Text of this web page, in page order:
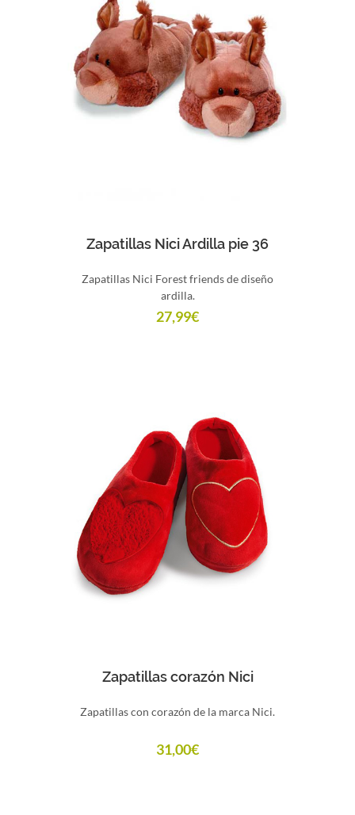
Comprar
Zapatillas Nici Ardilla pie 36
Zapatillas Nici Forest friends de diseño
ardilla.
27,99€
Comprar
Zapatillas corazón Nici
Zapatillas con corazón de la marca Nici.
31,00€